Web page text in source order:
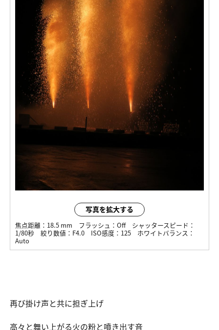
写真を拡大する
焦点距離： 18.5 mm フラッシュ： Off
シャッタースピード：
1/80秒
絞り数値： F4.0 ISO感度： 125
ホワイトバランス：
Auto
再び掛け声と共に担ぎ上げ
高々と舞い上がる火の粉と噴き出す音